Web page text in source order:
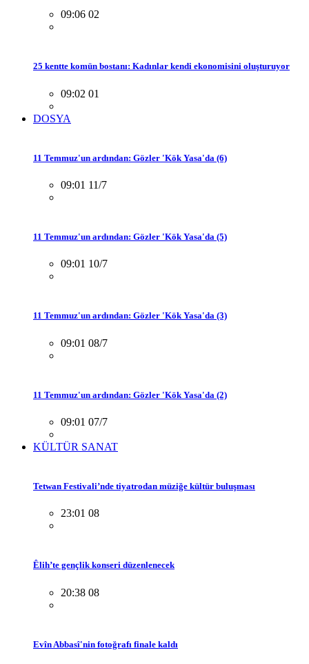
09:06 02
25 kentte komün bostanı: Kadınlar kendi ekonomisini oluşturuyor
09:02 01
DOSYA
11 Temmuz'un ardından: Gözler 'Kök Yasa'da (6)
09:01 11/7
11 Temmuz'un ardından: Gözler 'Kök Yasa'da (5)
09:01 10/7
11 Temmuz'un ardından: Gözler 'Kök Yasa'da (3)
09:01 08/7
11 Temmuz'un ardından: Gözler 'Kök Yasa'da (2)
09:01 07/7
KÜLTÜR SANAT
Tetwan Festivali’nde tiyatrodan müziğe kültür buluşması
23:01 08
Êlih’te gençlik konseri düzenlenecek
20:38 08
Evîn Abbasî'nin fotoğrafı finale kaldı